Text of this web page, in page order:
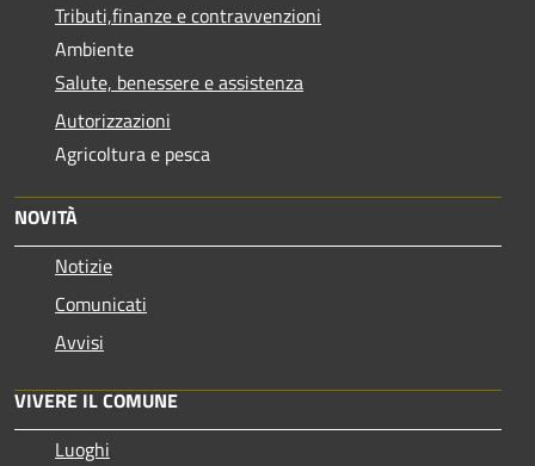
Tributi,finanze e contravvenzioni
Ambiente
Salute, benessere e assistenza
Autorizzazioni
Agricoltura e pesca
NOVITÀ
Notizie
Comunicati
Avvisi
VIVERE IL COMUNE
Luoghi